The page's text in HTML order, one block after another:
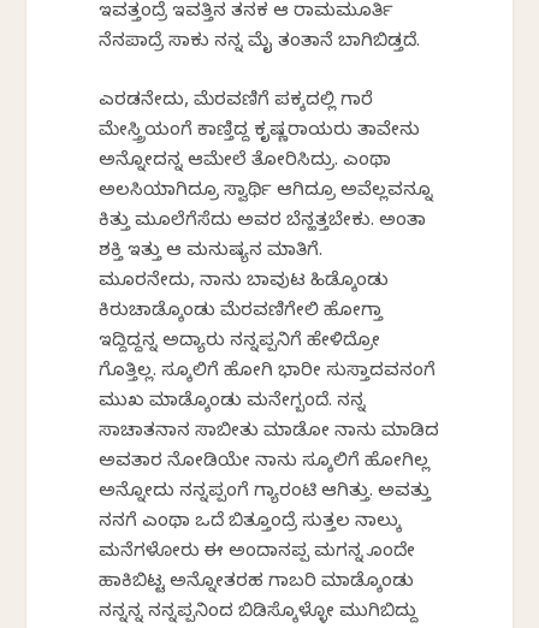
ಇವತ್ತಂದ್ರೆ ಇವತ್ತಿನ ತನಕ ಆ ರಾಮಮೂರ್ತಿ
ನೆನಪಾದ್ರೆ ಸಾಕು ನನ್ನ ಮೈ ತಂತಾನೆ ಬಾಗಿಬಿಡ್ತದೆ.
ಎರಡನೇದು, ಮೆರವಣಿಗೆ ಪಕ್ಕದಲ್ಲಿ ಗಾರೆ
ಮೇಸ್ತ್ರಿಯಂಗೆ ಕಾಣ್ತಿದ್ದ ಕೃಷ್ಣರಾಯರು ತಾವೇನು
ಅನ್ನೋದನ್ನ ಆಮೇಲೆ ತೋರಿಸಿದ್ರು. ಎಂಥಾ
ಅಲಸಿಯಾಗಿದ್ರೂ ಸ್ವಾರ್ಥಿ ಆಗಿದ್ರೂ ಅವೆಲ್ಲವನ್ನೂ
ಕಿತ್ತು ಮೂಲೆಗೆಸೆದು ಅವರ ಬೆನ್ಹತ್ತಬೇಕು. ಅಂತಾ
ಶಕ್ತಿ ಇತ್ತು ಆ ಮನುಷ್ಯನ ಮಾತಿಗೆ.
ಮೂರನೇದು, ನಾನು ಬಾವುಟ ಹಿಡ್ಕೊಂಡು
ಕಿರುಚಾಡ್ಕೊಂಡು ಮೆರವಣಿಗೇಲಿ ಹೋಗ್ತಾ
ಇದ್ದಿದ್ದನ್ನ ಅದ್ಯಾರು ನನ್ನಪ್ಪನಿಗೆ ಹೇಳಿದ್ರೋ
ಗೊತ್ತಿಲ್ಲ. ಸ್ಕೂಲಿಗೆ ಹೋಗಿ ಭಾರೀ ಸುಸ್ತಾದವನಂಗೆ
ಮುಖ ಮಾಡ್ಕೊಂಡು ಮನೇಗ್ಬಂದೆ. ನನ್ನ
ಸಾಚಾತನಾನ ಸಾಬೀತು ಮಾಡೋಕೆ ನಾನು ಮಾಡಿದ
ಅವತಾರ ನೋಡಿಯೇ ನಾನು ಸ್ಕೂಲಿಗೆ ಹೋಗಿಲ್ಲ
ಅನ್ನೋದು ನನ್ನಪ್ಪಂಗೆ ಗ್ಯಾರಂಟಿ ಆಗಿತ್ತು. ಅವತ್ತು
ನನಗೆ ಎಂಥಾ ಒದೆ ಬಿತ್ತೂಂದ್ರೆ ಸುತ್ತಲ ನಾಲ್ಕು
ಮನೆಗಳೋರು ಈ ಅಂದಾನಪ್ಪ ಮಗನ್ನ ಕೊಂದೇ
ಹಾಕಿಬಿಟ್ಟ ಅನ್ನೋತರಹ ಗಾಬರಿ ಮಾಡ್ಕೊಂಡು
ನನ್ನನ್ನ ನನ್ನಪ್ಪನಿಂದ ಬಿಡಿಸ್ಕೊಳ್ಳೋಕೆ ಮುಗಿಬಿದ್ದು